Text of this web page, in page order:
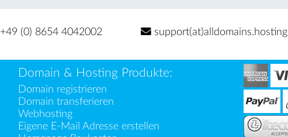
+49 (0) 8654 4042002 support(at)alldomains.hosting
Domain & Hosting Produkte:
Domain registrieren
Domain transferieren
Webhosting
Eigene E-Mail Adresse erstellen